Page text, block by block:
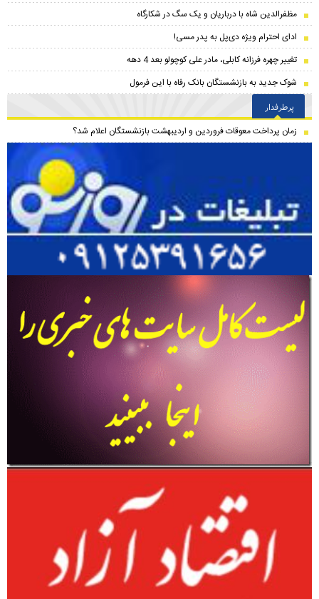
مظفرالدین شاه با درباریان و یک سگ در شکارگاه
ادای احترام ویژه دی‌پل به پدر مسی!
تغییر چهره فرزانه کابلی، مادر علی کوچولو بعد 4 دهه
شوک جدید به بازنشستگان بانک رفاه با این فرمول
پرطرفدار
زمان پرداخت معوقات فروردین و اردیبهشت بازنشستگان اعلام شد؟